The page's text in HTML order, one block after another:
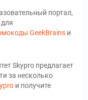
портал,
GeekBrains и
Skypro предлагает
за несколько
и получите